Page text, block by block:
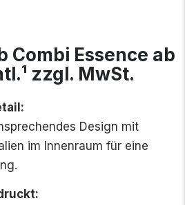
Combi Essence ab
zzgl. MwSt.
Design mit
im Innenraum für eine